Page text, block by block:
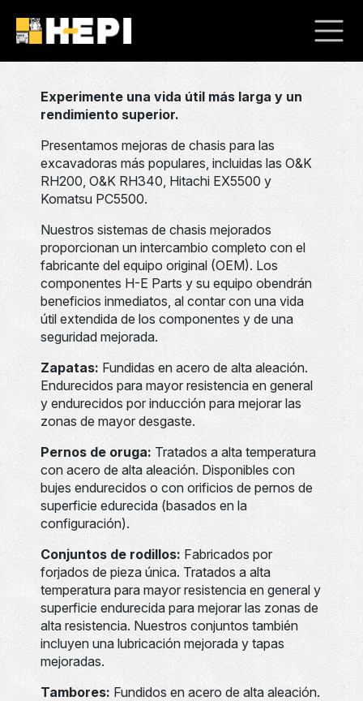
Experimente una vida útil más larga y un
rendimiento superior.
Presentamos mejoras de chasis para las
excavadoras más populares, incluidas las O&K
RH200, O&K RH340, Hitachi EX5500 y
Komatsu PC5500.
Nuestros sistemas de chasis mejorados
proporcionan un intercambio completo con el
fabricante del equipo original (OEM). Los
componentes H-E Parts y su equipo obendrán
beneficios inmediatos, al contar con una vida
útil extendida de los componentes y de una
seguridad mejorada.
Zapatas: Fundidas en acero de alta aleación.
Endurecidos para mayor resistencia en general
y endurecidos por inducción para mejorar las
zonas de mayor desgaste.
Pernos de oruga: Tratados a alta temperatura
con acero de alta aleación. Disponibles con
bujes endurecidos o con orificios de pernos de
superficie edurecida (basados en la
configuración).
Conjuntos de rodillos: Fabricados por
forjados de pieza única. Tratados a alta
temperatura para mayor resistencia en general y
superficie endurecida para mejorar las zonas de
alta resistencia. Nuestros conjuntos también
incluyen una lubricación mejorada y tapas
mejoradas.
Tambores: Fundidos en acero de alta aleación.